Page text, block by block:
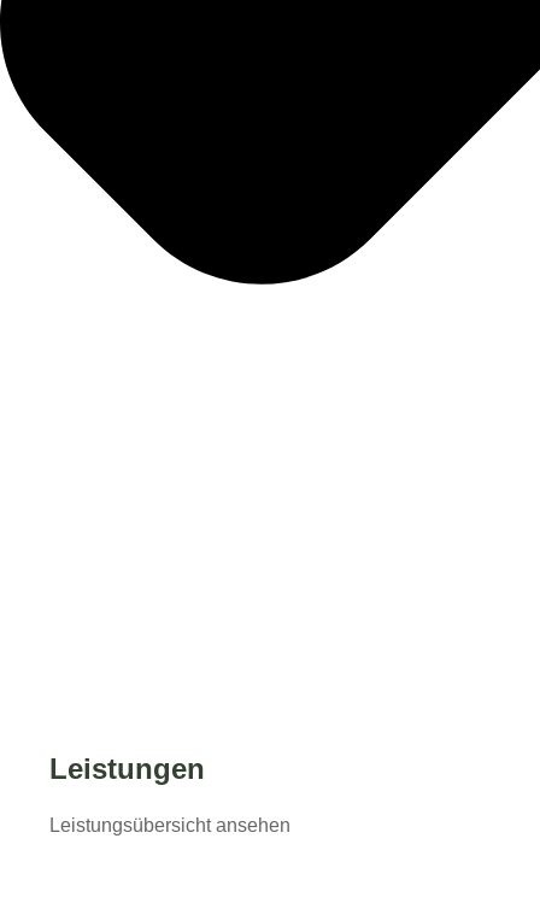
Leistungen
Leistungsübersicht ansehen